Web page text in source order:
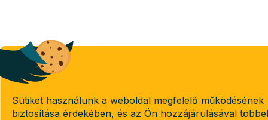
Sütiket használunk a weboldal megfelelő működésének
biztosítása érdekében, és az Ön hozzájárulásával